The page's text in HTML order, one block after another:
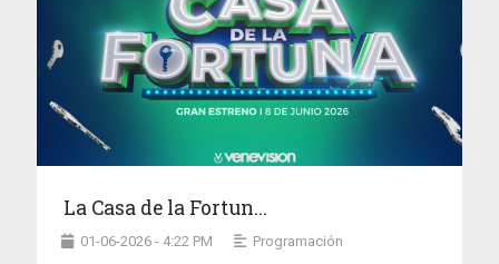
La Casa de la Fortun...
01-06-2026 - 4:22 PM Programación